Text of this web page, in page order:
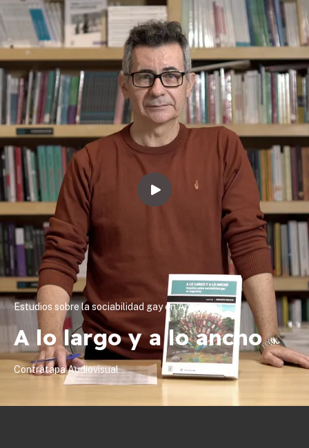
Estudios sobre la sociabilidad gay en Argentina
A lo largo y a lo ancho
Contratapa Audiovisual